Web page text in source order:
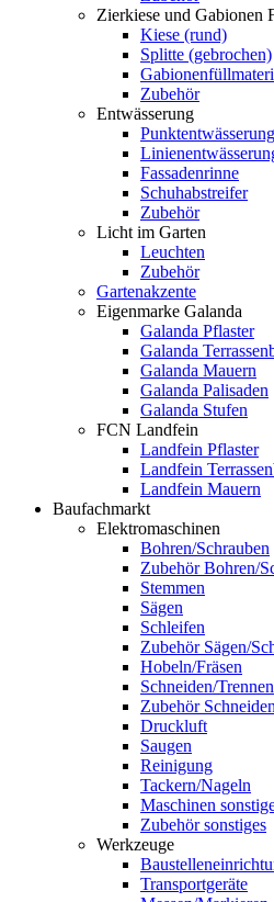
Zierkiese und Gabionen
Kiese (rund)
Splitte (gebrochen)
Zubehör
Entwässerung
Punktentwässerung
Fassadenrinne
Schuhabstreifer
Zubehör
Licht im Garten
Leuchten
Zubehör
Gartenakzente
Eigenmarke Galanda
Galanda Pflaster
Galanda
Galanda Mauern
Galanda Palisaden
Galanda Stufen
FCN Landfein
Landfein Pflaster
Landfein
Landfein Mauern
Baufachmarkt
Elektromaschinen
Bohren/Schrauben
Zubehör Bohren/
Stemmen
Sägen
Schleifen
Zubehör Sägen/
Hobeln/Fräsen
Schneiden/Trennen
Zubehör
Druckluft
Saugen
Reinigung
Tackern/Nageln
Maschinen
Zubehör sonstiges
Werkzeuge
Transportgeräte